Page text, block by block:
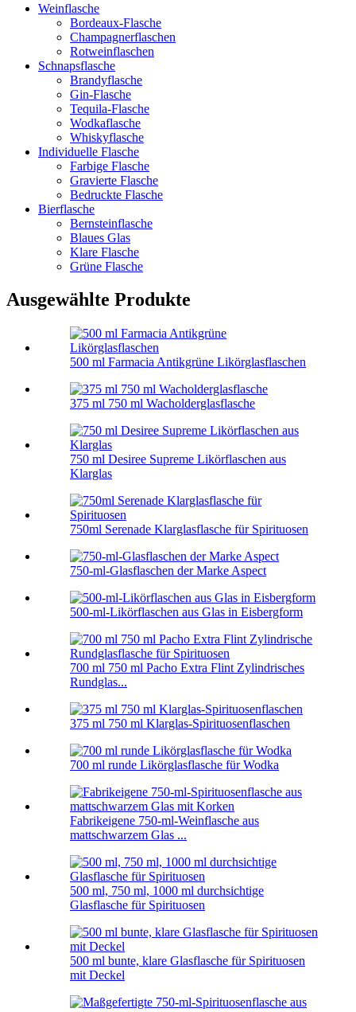
Weinflasche
Bordeaux-Flasche
Champagnerflaschen
Rotweinflaschen
Schnapsflasche
Brandyflasche
Gin-Flasche
Tequila-Flasche
Wodkaflasche
Whiskyflasche
Individuelle Flasche
Farbige Flasche
Gravierte Flasche
Bedruckte Flasche
Bierflasche
Bernsteinflasche
Blaues Glas
Klare Flasche
Grüne Flasche
Ausgewählte Produkte
500 ml Farmacia Antikgrüne Likörglasflaschen
375 ml 750 ml Wacholderglasflasche
750 ml Desiree Supreme Likörflaschen aus
Klarglas
750ml Serenade Klarglasflasche für Spirituosen
750-ml-Glasflaschen der Marke Aspect
500-ml-Likörflaschen aus Glas in Eisbergform
700 ml 750 ml Pacho Extra Flint Zylindrisches
Rundglas...
375 ml 750 ml Klarglas-Spirituosenflaschen
700 ml runde Likörglasflasche für Wodka
Fabrikeigene 750-ml-Weinflasche aus
mattschwarzem Glas ...
500 ml, 750 ml, 1000 ml durchsichtige
Glasflasche für Spirituosen
500 ml bunte, klare Glasflasche für Spirituosen
mit Deckel